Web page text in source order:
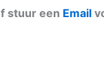
stuur een Email